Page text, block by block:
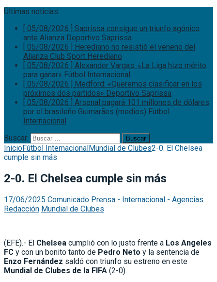
Últimas noticias:
[ 05/08/2026 ] Saprissa consigue un triunfo agónico
ante Alianza Deportivo Saprissa
[ 05/08/2026 ] Herediano no resistió el veneno del
Alianza Club Sport Herediano
[ 05/08/2026 ] Alexander Vargas: «La Liga hizo mérito
para ganar» Fútbol Internacional
[ 05/08/2026 ] Medford: «Queremos clasificar en los
próximos dos partidos» Deportivo Saprissa
[ 05/08/2026 ] Arsenal pagará 101 millones de dólares
por el brasileño Guimarães (medios) Fútbol
Internacional
Buscar:
InicioFútbol InternacionalMundial de Clubes2-0. El Chelsea
cumple sin más
2-0. El Chelsea cumple sin más
17/06/2025 Comunicado Prensa - Internacional - Agencias
Redacción Mundial de Clubes
(EFE).- El Chelsea cumplió con lo justo frente a Los Angeles
FC y con un bonito tanto de Pedro Neto y la sentencia de
Enzo Fernández saldó con triunfo su estreno en este
Mundial de Clubes de la FIFA (2-0).